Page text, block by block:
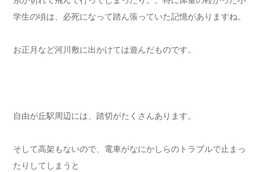
学生の頃は、必死になって踏ん張っていた記憶がありますね。
お正月など河川敷に出かけては遊んだものです。
自由が丘駅周辺には、踏切がたくさんあります。
そして高架もないので、電車がなにかしらのトラブルで止まっ
たりしてしまうと